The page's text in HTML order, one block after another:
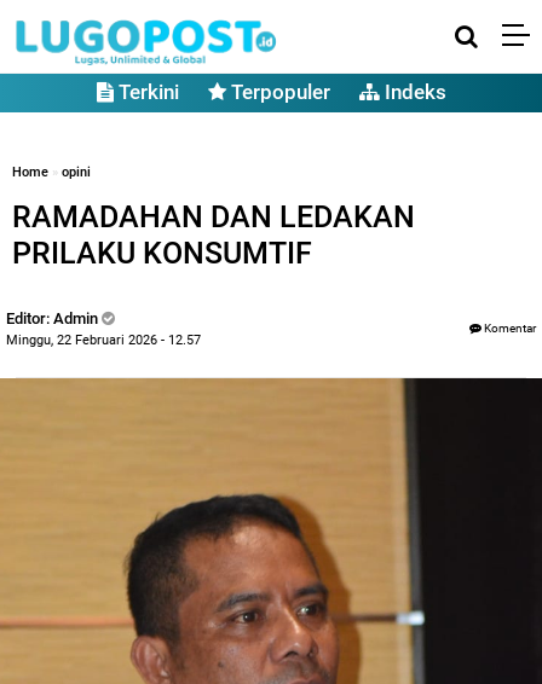
Terkini Terpopuler Indeks
Home » opini
RAMADAHAN DAN LEDAKAN
PRILAKU KONSUMTIF
Editor: Admin
Minggu, 22 Februari 2026 - 12.57
Komentar